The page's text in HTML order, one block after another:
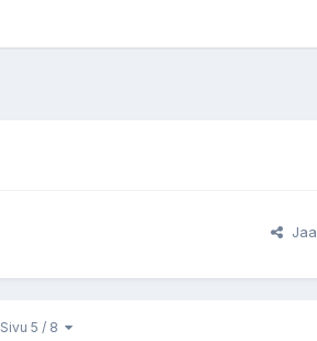
Jaa
Sivu 5 / 8